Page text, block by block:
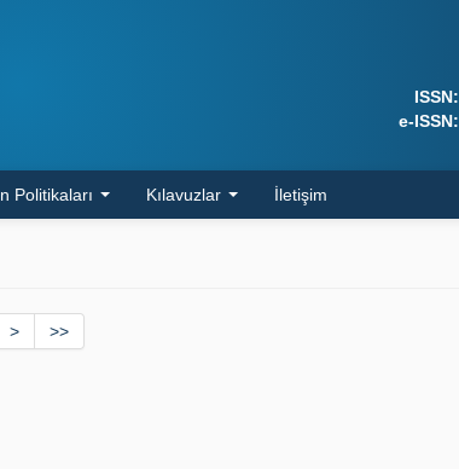
ISSN:
e-ISSN:
Politikaları Kılavuzlar İletişim
> >>